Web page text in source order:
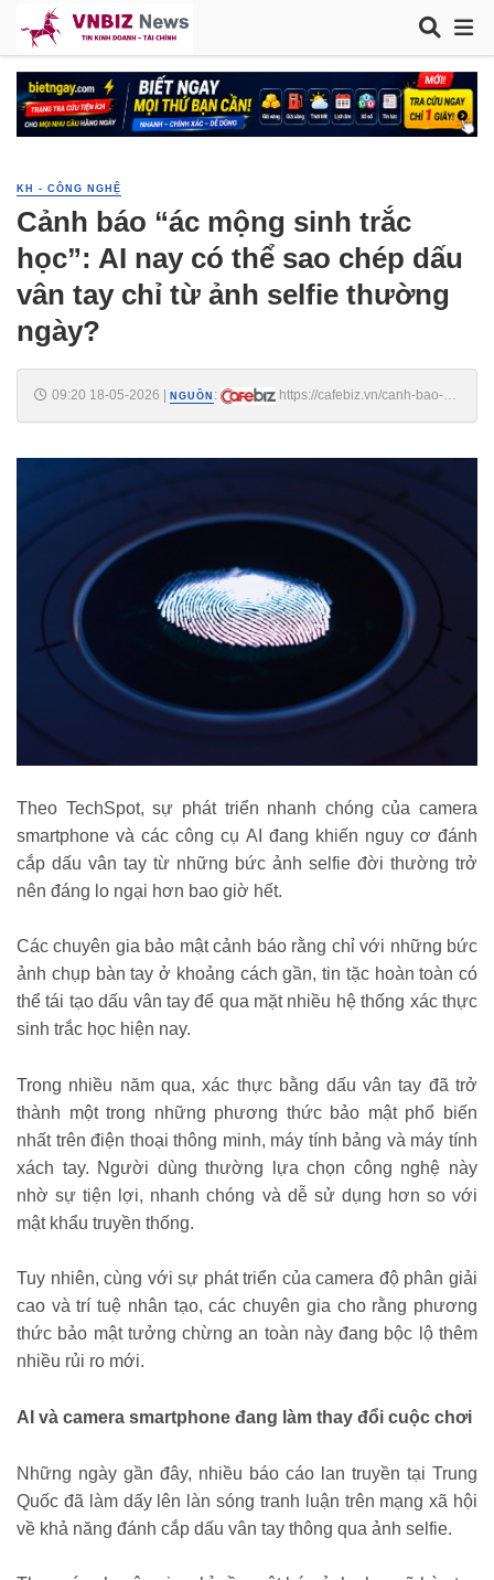
KH - CÔNG NGHỆ
Cảnh báo “ác mộng sinh trắc
học”: AI nay có thể sao chép dấu
vân tay chỉ từ ảnh selfie thường
ngày?
09:20 18-05-2026 NGUỒN :
https://cafebiz.vn/canh-bao-
Theo TechSpot, sự phát triển nhanh chóng của camera
smartphone và các công cụ AI đang khiến nguy cơ đánh
cắp dấu vân tay từ những bức ảnh selfie đời thường trở
nên đáng lo ngại hơn bao giờ hết.
Các chuyên gia bảo mật cảnh báo rằng chỉ với những bức
ảnh chụp bàn tay ở khoảng cách gần, tin tặc hoàn toàn có
thể tái tạo dấu vân tay để qua mặt nhiều hệ thống xác thực
sinh trắc học hiện nay.
Trong nhiều năm qua, xác thực bằng dấu vân tay đã trở
thành một trong những phương thức bảo mật phổ biến
nhất trên điện thoại thông minh, máy tính bảng và máy tính
xách tay. Người dùng thường lựa chọn công nghệ này
nhờ sự tiện lợi, nhanh chóng và dễ sử dụng hơn so với
mật khẩu truyền thống.
Tuy nhiên, cùng với sự phát triển của camera độ phân giải
cao và trí tuệ nhân tạo, các chuyên gia cho rằng phương
thức bảo mật tưởng chừng an toàn này đang bộc lộ thêm
nhiều rủi ro mới.
AI và camera smartphone đang làm thay đổi cuộc chơi
Những ngày gần đây, nhiều báo cáo lan truyền tại Trung
Quốc đã làm dấy lên làn sóng tranh luận trên mạng xã hội
về khả năng đánh cắp dấu vân tay thông qua ảnh selfie.